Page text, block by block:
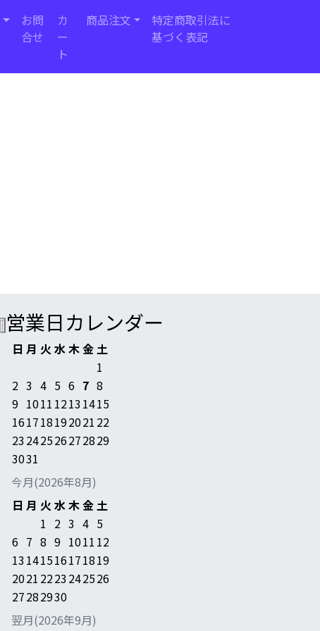
お問
合せ
カ
ー
ト
商品注文
特定商取引法に
基づく表記
営業日カレンダー
今月(2026年8月)
日 月 火水木金土
1
2 3 4 5 6 7 8
9 1011 12131415
161718192021 22
23242526272829
3031
翌月(2026年9月)
日 月 火水木金土
1 2 3 4 5
6 7 8 9 1011 12
13141516171819
2021 2223242526
27282930